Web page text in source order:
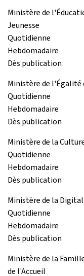
Ministère de
Jeunesse
Quotidienne
Hebdomadaire
Dès publication
Ministère de l'Égalité
Quotidienne
Hebdomadaire
Dès publication
Ministère de la
Quotidienne
Hebdomadaire
Dès publication
Ministère de la
Quotidienne
Hebdomadaire
Dès publication
Ministère de la
de l'Accueil